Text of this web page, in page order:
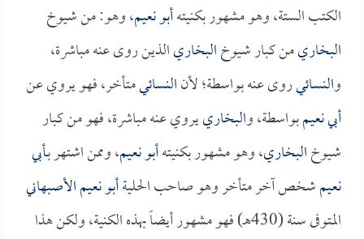
الكتب الستة، وهو مشهور بكنيتهأبو نعيم، وهو: من شيوخ
البخاريمن كبار شيوخالبخاريالذين روى عنه مباشرة،
والنسائيروى عنه بواسطة؛ لأنالنسائيمتأخر، فهو يروي عن
أبي نعيمبواسطة، والبخارييروي عنه مباشرة، فهو من كبار
شيوخالبخاري، وهو مشهور بكنيتهأبو نعيم، وممن اشتهر بـأبي
نعيمشخص آخر متأخر وهو صاحب الحليةأبو نعيم الأصبهاني
المتوفى سنة (430هـ) فهو مشهور أيضاً بهذه الكنية، ولكن هذا